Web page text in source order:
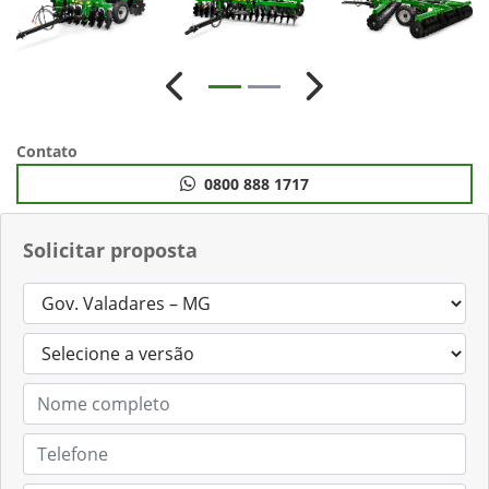
Solicitar proposta
Anterior Próximo
Contato
0800 888 1717